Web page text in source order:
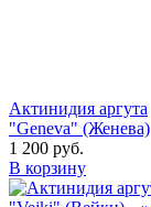
Актинидия аргута
"Geneva" (Женева)
1 200 руб.
В корзину